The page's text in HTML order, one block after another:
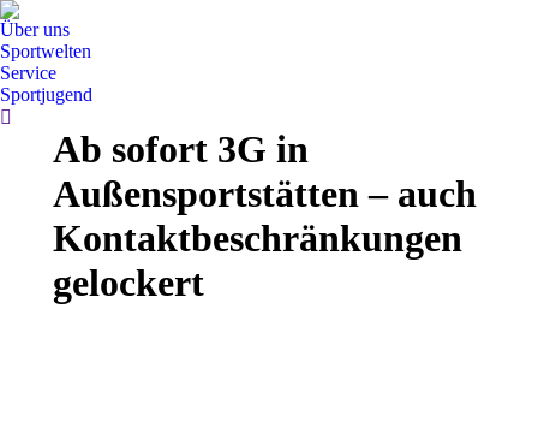
Über uns
Sportwelten
Service
Sportjugend
Search:
Ab sofort 3G in
Außensportstätten – auch
Kontaktbeschränkungen
gelockert